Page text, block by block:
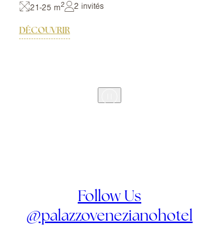
21-25 m2 2 invités
DÉCOUVRIR
Follow Us
@palazzovenezianohotel